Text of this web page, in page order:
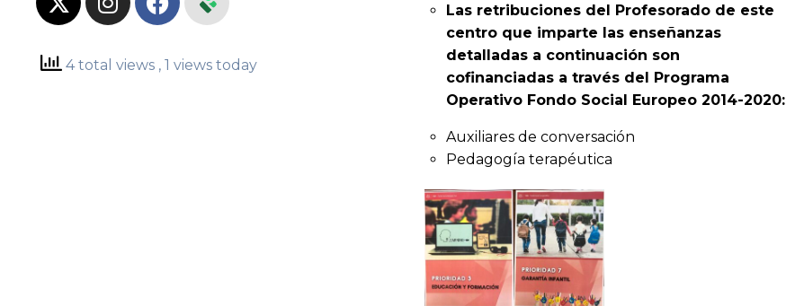
4 total views , 1 views today
Las retribuciones del Profesorado de este
centro que imparte las enseñanzas
detalladas a continuación son
cofinanciadas a través del Programa
Operativo Fondo Social Europeo 2014-2020:
Auxiliares de conversación
Pedagogía terapéutica